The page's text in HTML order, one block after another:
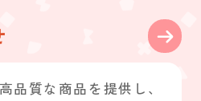
品質な商品を提供し、